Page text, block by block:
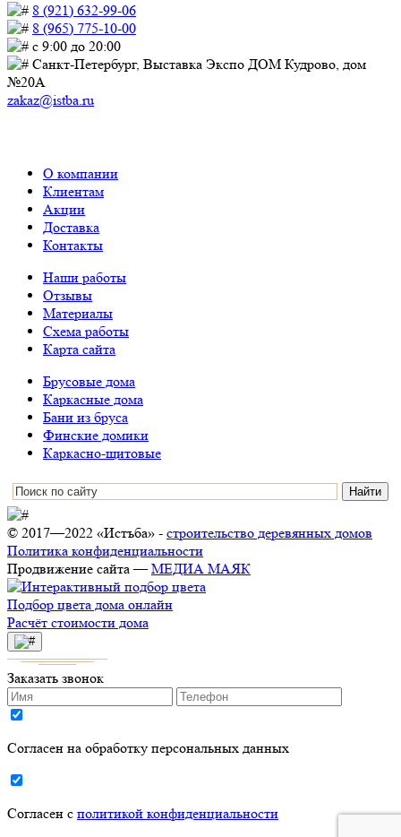
8 (921) 632-99-06
8 (965) 775-10-00
с 9:00 до 20:00
Санкт-Петербург, Выставка Экспо ДОМ Кудрово, дом
№20А
zakaz@istba.ru
О компании
Клиентам
Акции
Доставка
Контакты
Наши работы
Отзывы
Материалы
Схема работы
Карта сайта
Брусовые дома
Каркасные дома
Бани из бруса
Финские домики
Каркасно-щитовые
© 2017—2022 «Истъба» - строительство деревянных домов
Политика конфиденциальности
Продвижение сайта —МЕДИА МАЯК
Подбор цвета дома онлайн
Расчёт стоимости дома
Заказать звонок
Согласен на обработку персональных данных
Согласен с политикой конфиденциальности